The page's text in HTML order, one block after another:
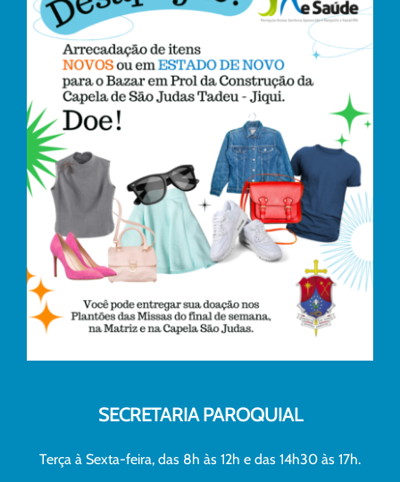
SECRETARIA PAROQUIAL
Terça à Sexta-feira, das 8h às 12h e das 14h30 às 17h.